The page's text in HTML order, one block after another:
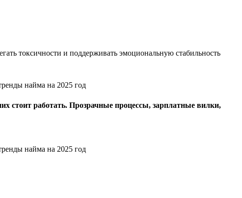
токсичности и поддерживать эмоциональную стабильность
стоит работать. Прозрачные процессы, зарплатные вилки,